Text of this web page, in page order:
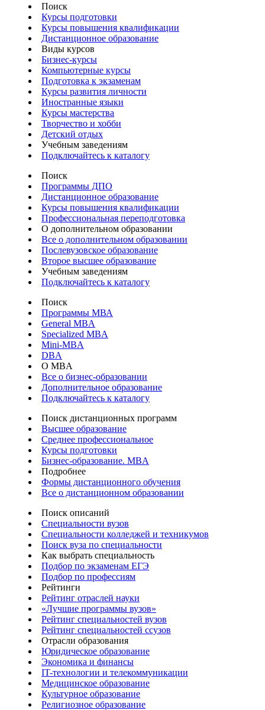
Поиск
Курсы подготовки
Курсы повышения квалификации
Дистанционное образование
Виды курсов
Бизнес-курсы
Компьютерные курсы
Подготовка к экзаменам
Курсы развития личности
Иностранные языки
Курсы мастерства
Творчество и хобби
Детский отдых
Учебным заведениям
Подключайтесь к каталогу
Поиск
Программы ДПО
Дистанционное образование
Курсы повышения квалификации
Профессиональная переподготовка
О дополнительном образовании
Все о дополнительном образовании
Послевузовское образование
Второе высшее образование
Учебным заведениям
Подключайтесь к каталогу
Поиск
Программы МВА
General MBA
Specialized MBA
Mini-MBA
DBA
О MBA
Все о бизнес-образовании
Дополнительное образование
Подключайтесь к каталогу
Поиск дистанционных программ
Высшее образование
Среднее профессиональное
Курсы подготовки
Бизнес-образование. MBA
Подробнее
Формы дистанционного обучения
Все о дистанционном образовании
Поиск описаний
Специальности вузов
Специальности колледжей и техникумов
Поиск вуза по специальности
Как выбрать специальность
Подбор по экзаменам ЕГЭ
Подбор по профессиям
Рейтинги
Рейтинг отраслей науки
«Лучшие программы вузов»
Рейтинг специальностей вузов
Рейтинг специальностей ссузов
Отрасли образования
Юридическое образование
Экономика и финансы
IT-технологии и телекоммуникации
Медицинское образование
Культурное образование
Религиозное образование